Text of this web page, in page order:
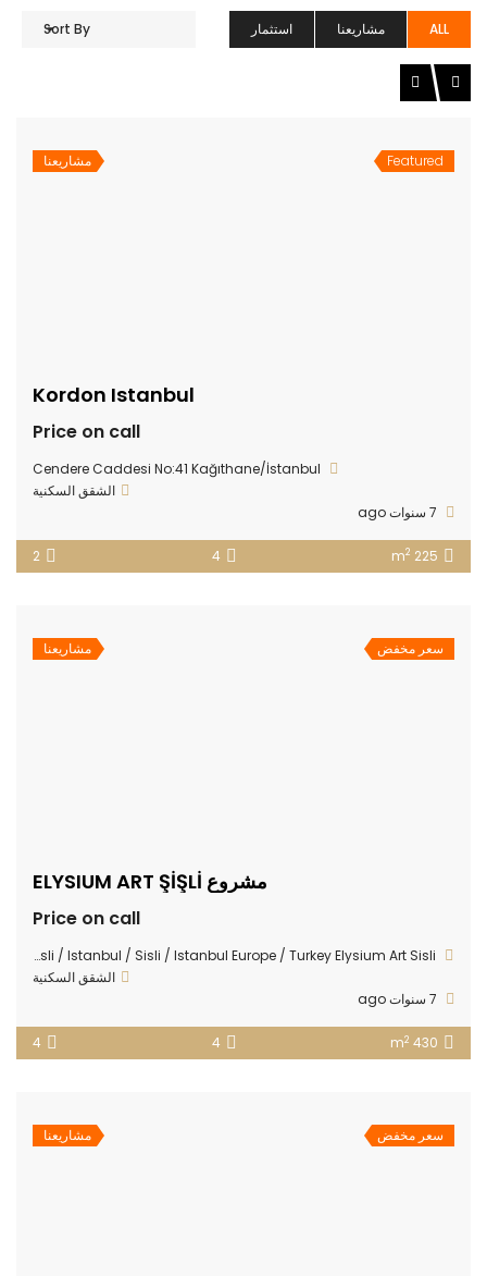
ALL مشاريعنا استثمار Sort By
Featured مشاريعنا
Kordon Istanbul
Price on call
Cendere Caddesi No:41 Kağıthane/İstanbul
الشقق السكنية
225 m
2
4
2
سعر مخفض مشاريعنا
مشروع ELYSIUM ART ŞİŞLİ
Price on call
Sisli Merkez neighborhood bakery across the street No: 35 Sisli / Istanbul / Sisli / Istanbul Europe / Turkey Elysium Art Sisli
الشقق السكنية
430 m
2
4
4
سعر مخفض مشاريعنا